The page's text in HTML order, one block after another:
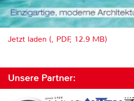
Jetzt laden (, PDF, 12.9 MB)
Unsere Partner: